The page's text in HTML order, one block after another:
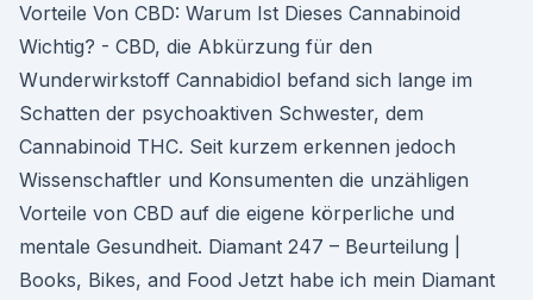
Vorteile Von CBD: Warum Ist Dieses Cannabinoid
Wichtig? - CBD, die Abkürzung für den
Wunderwirkstoff Cannabidiol befand sich lange im
Schatten der psychoaktiven Schwester, dem
Cannabinoid THC. Seit kurzem erkennen jedoch
Wissenschaftler und Konsumenten die unzähligen
Vorteile von CBD auf die eigene körperliche und
mentale Gesundheit. Diamant 247 – Beurteilung |
Books, Bikes, and Food Jetzt habe ich mein Diamant